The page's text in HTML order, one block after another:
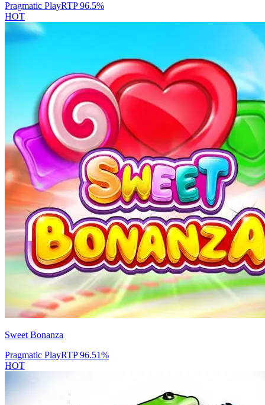
Pragmatic PlayRTP96.5%
HOT
Sweet Bonanza
Pragmatic PlayRTP96.51%
HOT